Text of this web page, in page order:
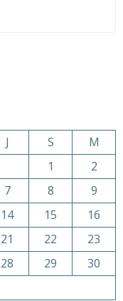
J S
M
1
2
7 8
9
14 15
16
21 22
23
28 29
30